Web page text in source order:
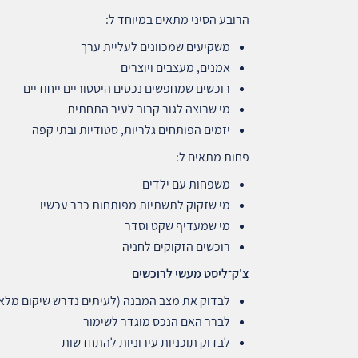
הרובע הסיני מתאים במיוחד ל:
משקיעים שמכוונים לעליית ערך
אמנים, מעצבים ויוצרים
רוכשים שמחפשים נכסים היסטוריים ייחודיים
מי שרוצה לגור קרוב לעיר התחתית
יזמים הפותחים גלריות, סטודיות ובתי קפה
פחות מתאים ל:
משפחות עם ילדים
מי שזקוק לתשתיות מפותחות כבר עכשיו
מי שמעדיף שקט וסדר
רוכשים הזקוקים לחניה
צ'ק־ליסט מעשי לרוכשים
לבדוק את מצב המבנה (לעיתים נדרש שיקום
לברר האם הנכס מוגדר לשימור
לבדוק תוכניות עירוניות להתחדשות